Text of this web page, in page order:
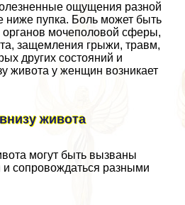
ощущения разной
ниже пупка. Боль может быть
мочепoлoвoй сферы,
защемления грыжи, травм,
других состояний и
живота у женщин возникает
живота
могут быть вызваны
сопровождаться разными